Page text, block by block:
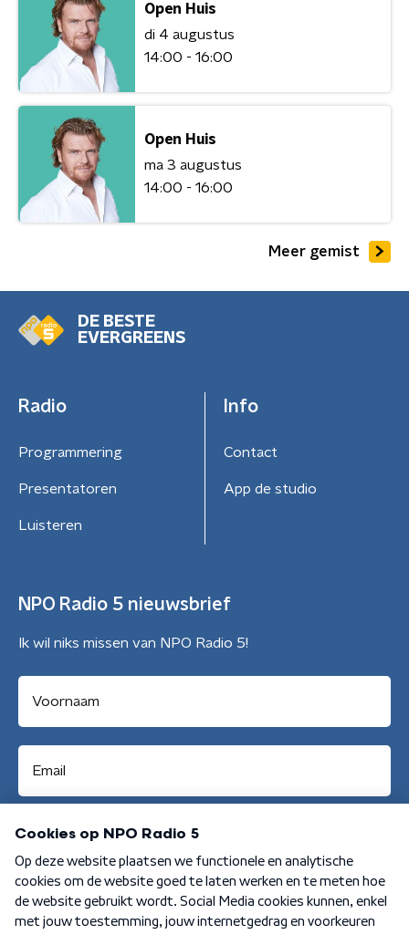
Open Huis
di 4 augustus
14:00 - 16:00
Open Huis
ma 3 augustus
14:00 - 16:00
Meer gemist
DE BESTE
EVERGREENS
Radio
Programmering
Presentatoren
Luisteren
Info
Contact
App de studio
NPO Radio 5 nieuwsbrief
Ik wil niks missen van NPO Radio 5!
Aanmelden
Algemene voorwaarden